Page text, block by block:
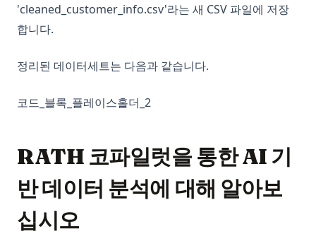
'cleaned_customer_info.csv'라는 새 CSV 파일에 저장
합니다.
정리된 데이터세트는 다음과 같습니다.
코드_블록_플레이스홀더_2
RATH 코파일럿을 통한 AI 기
반 데이터 분석에 대해 알아보
십시오